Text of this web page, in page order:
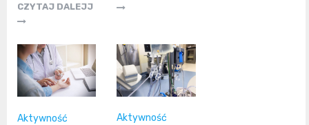
CZYTAJ DALEJJ
Aktywność
Aktywność